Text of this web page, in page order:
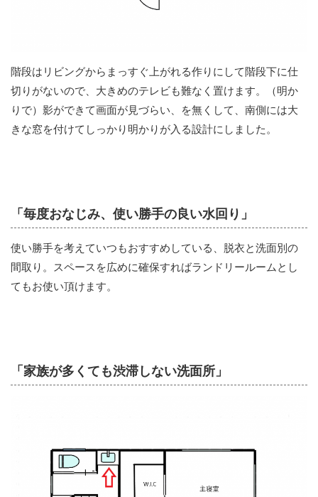
階段はリビングからまっすぐ上がれる作りにして階段下に仕
切りがないので、大きめのテレビも難なく置けます。（明か
りで）影ができて画面が見づらい、を無くして、南側には大
きな窓を付けてしっかり明かりが入る設計にしました。
「毎度おなじみ、使い勝手の良い水回り」
使い勝手を考えていつもおすすめしている、脱衣と洗面別の
間取り。スペースを広めに確保すればランドリールームとし
てもお使い頂けます。
「家族が多くても渋滞しない洗面所」